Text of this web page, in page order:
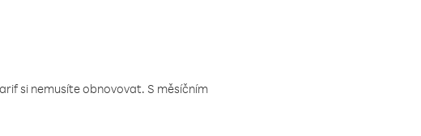
si nemusíte obnovovat. S měsíčním